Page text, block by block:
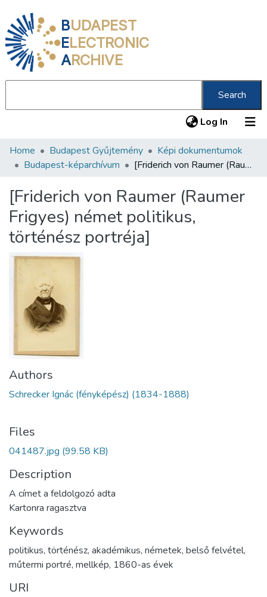
BUDAPEST
ELECTRONIC
ARCHIVE
Search
Log In (current)
Communities & Collections
Statistics
About us
Home Budapest Gyűjtemény
Képi dokumentumok
Budapest-képarchívum
[Friderich von Raumer (Raumer Frigyes) német politikus, történész portréja]
[Friderich von Raumer (Raumer
Frigyes) német politikus,
történész portréja]
Authors
Schrecker Ignác (fényképész) (1834-1888)
Files
041487.jpg (99.58 KB)
Description
A címet a feldolgozó adta
Kartonra ragasztva
Keywords
politikus, történész, akadémikus, németek, belső felvétel,
műtermi portré, mellkép, 1860-as évek
URI